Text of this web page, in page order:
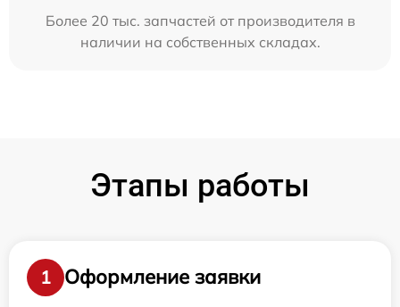
Более 20 тыс. запчастей от производителя в
наличии на собственных складах.
Этапы работы
1
Оформление заявки